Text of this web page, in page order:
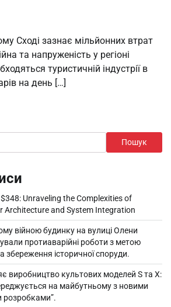
Сході зазнає мільйонних втрат
та напруженість у регіоні
туристичній індустрії в
на день […]
Пошук
Unraveling the Complexities of
Architecture and System Integration
війною будинку на вулиці Олени
протиаварійні роботи з метою
збереження історичної споруди.
виробництво культових моделей S та X:
на майбутньому з новими
розробками”.